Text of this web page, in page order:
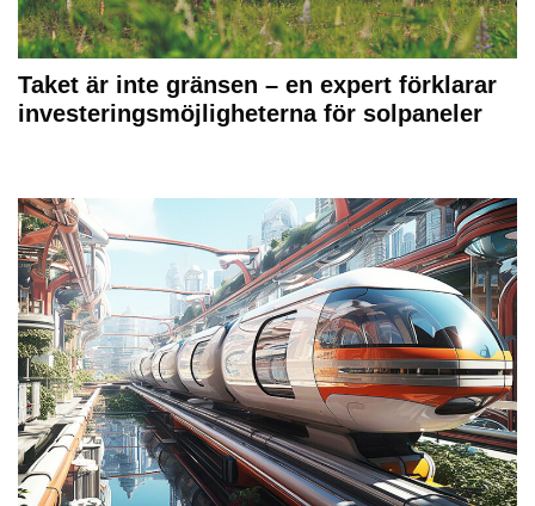
Taket är inte gränsen – en expert förklarar
investeringsmöjligheterna för solpaneler